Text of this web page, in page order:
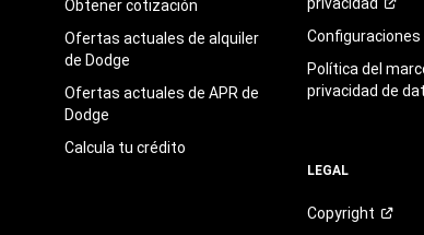
Obtener cotización
Ofertas actuales de alquiler
de Dodge
Ofertas actuales de APR de
Dodge
Calcula tu crédito
Configuraciones
Política del
privacidad de
LEGAL
Copyright